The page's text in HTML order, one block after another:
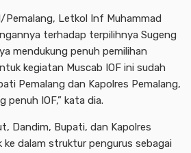
Pemalang, Letkol Inf Muhammad
terhadap terpilihnya Sugeng
mendukung penuh pemilihan
kegiatan Muscab IOF ini sudah
Pemalang dan Kapolres Pemalang,
penuh IOF,” kata dia.
Dandim, Bupati, dan Kapolres
ke dalam struktur pengurus sebagai